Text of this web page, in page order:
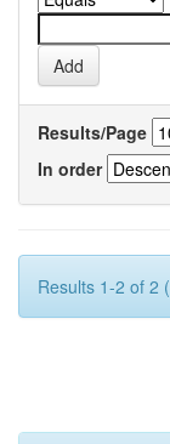
Results/Page
In order
Results 1-2 of 2